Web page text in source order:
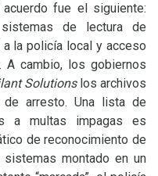
fue el siguiente:
de lectura de
a la policía local y acceso
cambio, los gobiernos
Solutionslos archivos
arresto. Una lista de
a multas impagas es
de reconocimiento de
montado en un